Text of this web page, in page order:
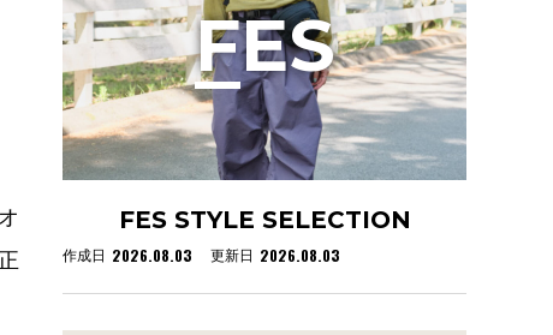
FES STYLE SELECTION
作成日 2026.08.03 更新日 2026.08.03
FES